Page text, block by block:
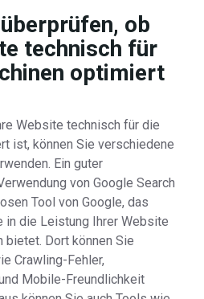
ob
technisch für
optimiert
Website technisch für die
ist, können Sie verschiedene
Ein guter
von Google Search
Tool von Google, das
in die Leistung Ihrer Website
bietet. Dort können Sie
Crawling-Fehler,
Mobile-Freundlichkeit